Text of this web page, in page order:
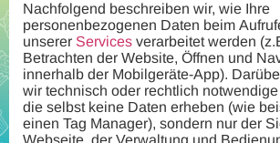
Nachfolgend beschreiben wir, wie Ihre
personenbezogenen Daten beim
unserer Services verarbeitet werden
Betrachten der Website, Öffnen und
innerhalb der Mobilgeräte-App).
wir technisch oder rechtlich
die selbst keine Daten erheben (wie
einen Tag Manager), sondern nur der